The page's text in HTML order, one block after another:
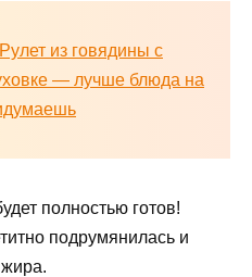
Рулет из говядины с
— лучше блюда на
полностью готов!
подрумянилась и